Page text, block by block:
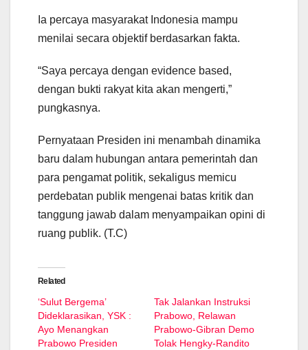
Ia percaya masyarakat Indonesia mampu
menilai secara objektif berdasarkan fakta.
“Saya percaya dengan evidence based,
dengan bukti rakyat kita akan mengerti,”
pungkasnya.
Pernyataan Presiden ini menambah dinamika
baru dalam hubungan antara pemerintah dan
para pengamat politik, sekaligus memicu
perdebatan publik mengenai batas kritik dan
tanggung jawab dalam menyampaikan opini di
ruang publik. (T.C)
Related
‘Sulut Bergema’
Dideklarasikan, YSK :
Ayo Menangkan
Prabowo Presiden
Tak Jalankan Instruksi
Prabowo, Relawan
Prabowo-Gibran Demo
Tolak Hengky-Randito